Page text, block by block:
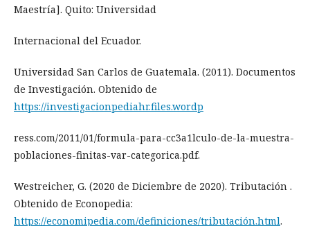
Maestría]. Quito: Universidad
Internacional del Ecuador.
Universidad San Carlos de Guatemala. (2011). Documentos
de Investigación. Obtenido de
https://investigacionpediahr.files.wordp
ress.com/2011/01/formula-para-cc3a1lculo-de-la-muestra-
poblaciones-finitas-var-categorica.pdf.
Westreicher, G. (2020 de Diciembre de 2020). Tributación .
Obtenido de Econopedia:
https://economipedia.com/definiciones/tributación.html.